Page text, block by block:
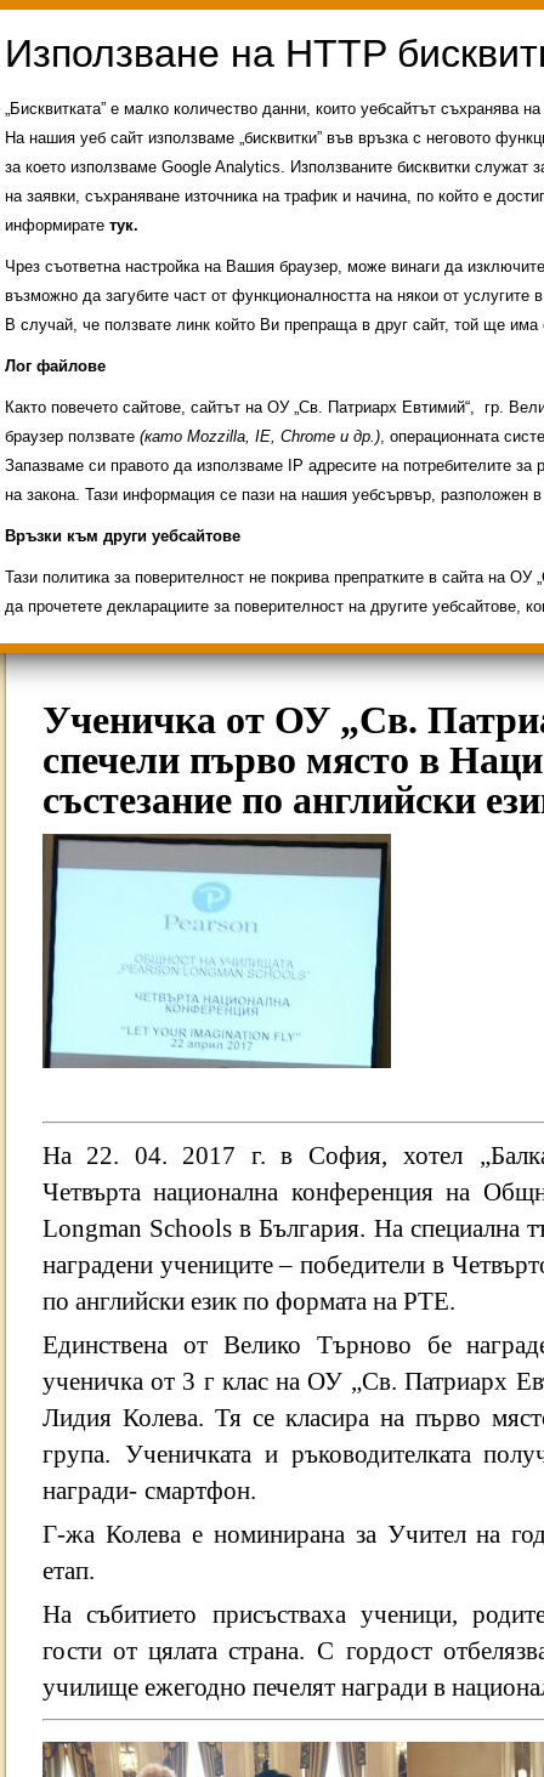
Свободни места за ученици
ИНОВАЦИЯ 2026
Олимпиади 2025/2026
Ученичка от ОУ „Св.
спечели първо място в
състезание по английски
На 22. 04. 2017 г. в София, хотел
Четвърта национална конференция на
Longman Schools в България. На специална
наградени учениците – победители в
по английски език по формата на РТЕ.
Единствена от Велико Търново бе
ученичка от 3 г клас на ОУ „Св. Патриарх
Лидия Колева. Тя се класира на първо
група. Ученичката и ръководителката
награди- смартфон.
Г-жа Колева е номинирана за Учител на
етап.
На събитието присъстваха ученици,
гости от цялата страна. С гордост
училище ежегодно печелят награди в
„Бисквитката” е малко количество данни, които уебсайтът съхранява
На нашия уеб сайт използваме „бисквитки” във връзка с неговото
за което използваме Google Analytics. Използваните бисквитки служат
на заявки, съхраняване източника на трафик и начина, по който е
информирате тук.
Чрез съответна настройка на Вашия браузер, може винаги да
възможно да загубите част от функционалността на някои от услугите
В случай, че ползвате линк който Ви препраща в друг сайт, той ще има
Лог файлове
Както повечето сайтове, сайтът на ОУ „Св. Патриарх Евтимий“, гр.
браузер ползвате (като Mozzilla, IE, Chrome и др.), операционната
Запазваме си правото да използваме IP адресите на потребителите
на закона. Тази информация се пази на нашия уебсървър,
Връзки към други уебсайтове
Тази политика за поверителност не покрива препратките в сайта на
да прочетете декларациите за поверителност на другите уебсайтове,